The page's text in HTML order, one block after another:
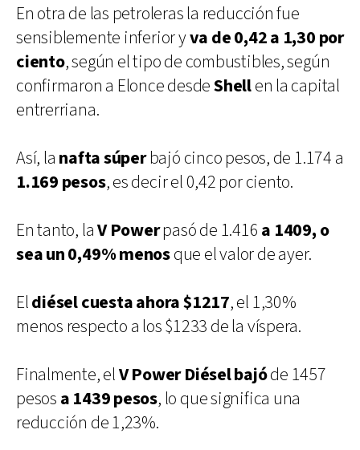
En otra de las petroleras la reducción fue
sensiblemente inferior yva de 0,42 a 1,30 por
ciento, según el tipo de combustibles, según
confirmaron a Elonce desdeShellen la capital
entrerriana.
Así, la nafta súperbajó cinco pesos, de 1.174 a
1.169 pesos, es decir el 0,42 por ciento.
En tanto, laV Powerpasó de 1.416 a 1409, o
sea un 0,49% menosque el valor de ayer.
Eldiésel cuesta ahora $1217, el 1,30%
menos respecto a los $1233 de la víspera.
Finalmente, elV Power Diésel bajóde 1457
pesos a 1439 pesos, lo que significa una
reducción de 1,23%.